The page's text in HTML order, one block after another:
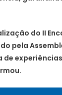
do II
pela
de